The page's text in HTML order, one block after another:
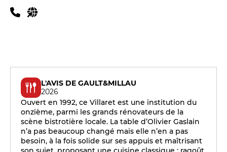
L'AVIS DE GAULT&MILLAU
2026
Ouvert en 1992, ce Villaret est une institution du
onzième, parmi les grands rénovateurs de la
scène bistrotière locale. La table d’Olivier Gaslain
n’a pas beaucoup changé mais elle n’en a pas
besoin, à la fois solide sur ses appuis et maîtrisant